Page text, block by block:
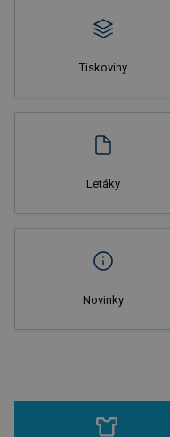
Tiskoviny
Letáky
Novinky